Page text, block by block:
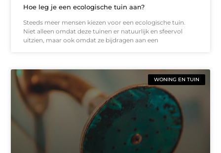
Hoe leg je een ecologische tuin aan?
Steeds meer mensen kiezen voor een ecologische tuin.
Niet alleen omdat deze tuinen er natuurlijk en sfeervol
uitzien, maar ook omdat ze bijdragen aan een
WONING EN TUIN